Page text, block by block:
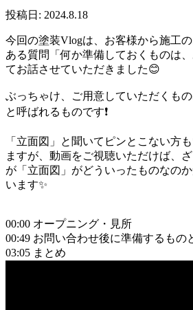
投稿日: 2024.8.18
今回の塗装Vlogは、お客様から施工
ある質問「何か準備しておくものは
てお話させていただきました😊
ぶっちゃけ、ご用意していただくもの
と呼ばれるものです❗
「立面図」と聞いてピンとこない方
ますが、動画をご視聴いただけば、
が「立面図」がどういったものなの
います✨
00:00 オープニング・見所
00:49 お問い合わせ後に準備するもの
03:05 まとめ